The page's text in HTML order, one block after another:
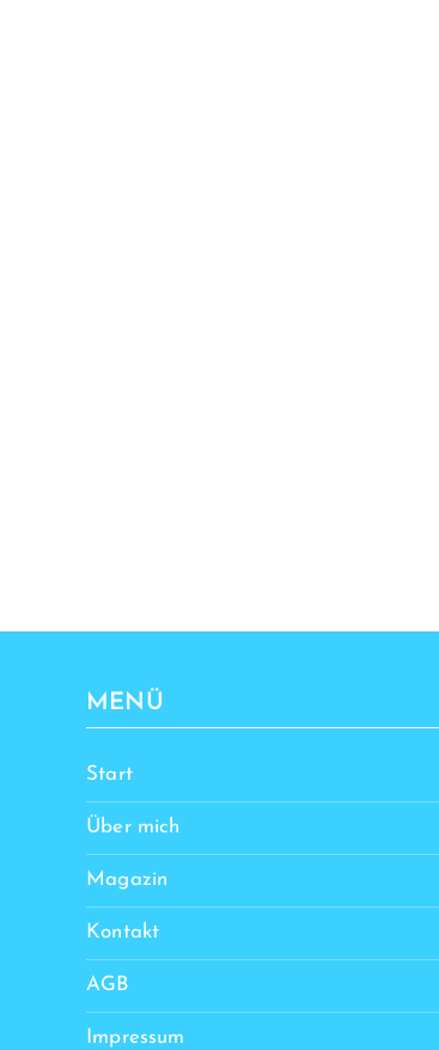
MENÜ
Start
Über mich
Magazin
Kontakt
AGB
Impressum